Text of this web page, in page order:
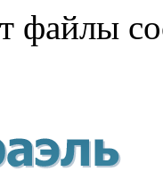
файлы